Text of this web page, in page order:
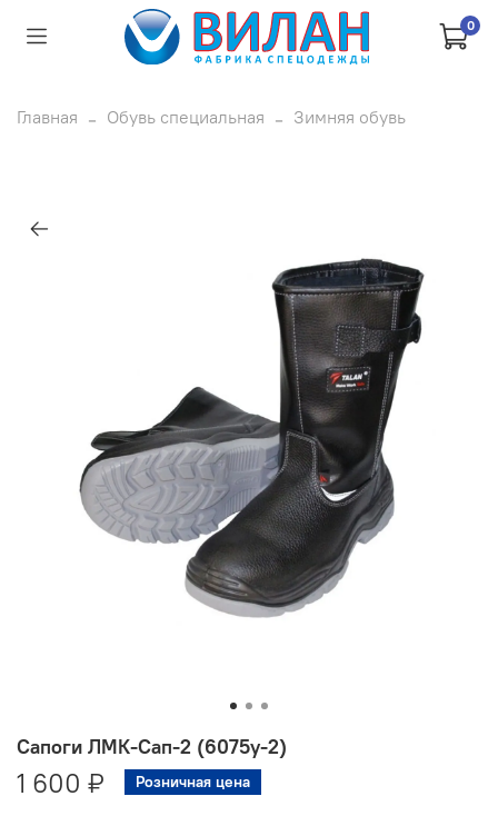
0
Главная Обувь специальная Зимняя обувь
Сапоги ЛМК-Сап-2 (6075y-2)
1 600 ₽ Розничная цена